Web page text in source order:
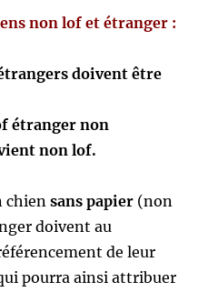
non lof et étranger :
doivent être
étranger non
non lof.
chiensans papier (non
doivent au
de leur
pourra ainsi attribuer